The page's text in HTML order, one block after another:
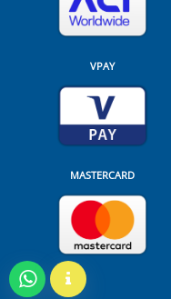
VPAY
MASTERCARD